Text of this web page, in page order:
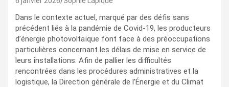
Dans le contexte actuel, marqué par des défis sans
précédent liés à la pandémie de Covid-19, les producteurs
d’énergie photovoltaïque font face à des préoccupations
particulières concernant les délais de mise en service de
leurs installations. Afin de pallier les difficultés
rencontrées dans les procédures administratives et la
logistique, la Direction générale de l’Énergie et du Climat